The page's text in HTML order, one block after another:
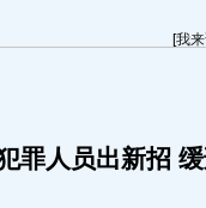
[我
人员出新招 缓